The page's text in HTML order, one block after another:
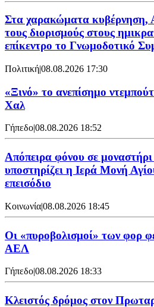
Στα χαρακώματα
τους διορισμούς στους
επίκεντρο το Γνωμοδοτικό
Πολιτική|08.08.2026 17:30
«Ξινό» το ανεπίσημο
Χαλ
Γήπεδο|08.08.2026 18:52
Απόπειρα φόνου σε
υποστηρίζει η Ιερά Μονή
επεισόδιο
Κοινωνία|08.08.2026 18:45
Οι «πυροβολισμοί» των φορ
ΑΕΛ
Γήπεδο|08.08.2026 18:33
Κλειστός δρόμος στον